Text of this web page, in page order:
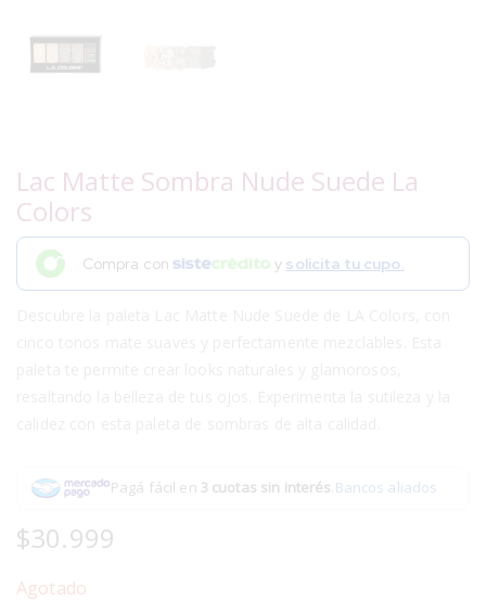
Lac Matte Sombra Nude Suede La
Colors
Compra con y solicita tu cupo.
Pagá fácil en 3 cuotas sin interés.Bancos aliados
$30.999
Agotado